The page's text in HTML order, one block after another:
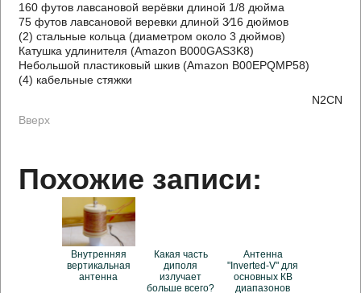
160 футов лавсановой верёвки длиной 1/8 дюйма
75 футов лавсановой веревки длиной 3⁄16 дюймов
(2) стальные кольца (диаметром около 3 дюймов)
Катушка удлинителя (Amazon B000GAS3K8)
Небольшой пластиковый шкив (Amazon B00EPQMP58)
(4) кабельные стяжки
N2CN
Вверх
Похожие записи:
Внутренняя
вертикальная
антенна
Какая часть
диполя
излучает
больше всего?
Антенна
"Inverted-V" для
основных КВ
диапазонов